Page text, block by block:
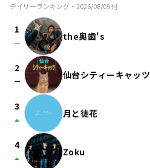
デイリーランキング・ 2026/08/09付
1
check_indeterminate_small the奥歯's
2
check_indeterminate_small 仙台シティーキャッツ
3
arrow_drop_up 月と徒花
4
arrow_drop_up Zoku